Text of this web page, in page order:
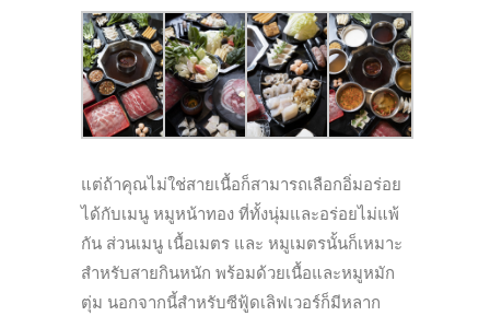
แต่ถ้าคุณไม่ใช่สายเนื้อก็สามารถเลือกอิ่มอร่อย
ได้กับเมนู หมูหน้าทอง ที่ทั้งนุ่มและอร่อยไม่แพ้
กัน ส่วนเมนู เนื้อเมตร และ หมูเมตรนั้นก็เหมาะ
สำหรับสายกินหนัก พร้อมด้วยเนื้อและหมูหมัก
ตุ่ม นอกจากนี้สำหรับซีฟู้ดเลิฟเวอร์ก็มีหลาก